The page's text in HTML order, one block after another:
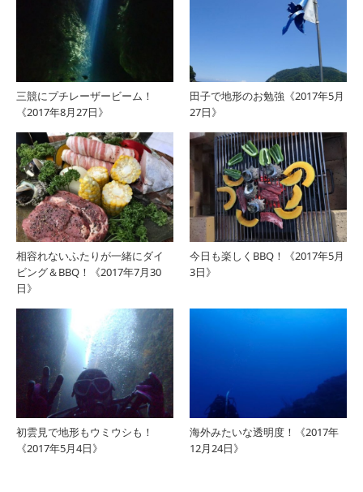
三競にプチレーザービーム！
《2017年8月27日》
田子で地形のお勉強《2017年5月
27日》
相容れないふたりが一緒にダイ
ビング＆BBQ！《2017年7月30
日》
今日も楽しくBBQ！《2017年5月
3日》
初雲見で地形もウミウシも！
《2017年5月4日》
海外みたいな透明度！《2017年
12月24日》